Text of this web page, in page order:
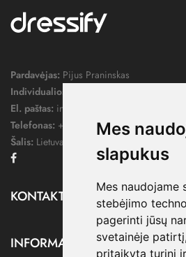
Mes
slapukus
Mes naudojame
stebėjimo
pagerinti jūsų
svetainėje
pritaikytą turinį
Pardavėjas: Pijus Praninskas
Individualios veiklos pažymos nr.:
El. paštas: info@dressify.lt
Telefonas: +370 676 78578
Šalis: Lietuva
KONTAKTAI
INFORMACIJA